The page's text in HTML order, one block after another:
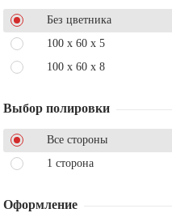
Без цветника
100 x 60 x 5
100 x 60 x 8
Выбор полировки
Все стороны
1 сторона
Оформление